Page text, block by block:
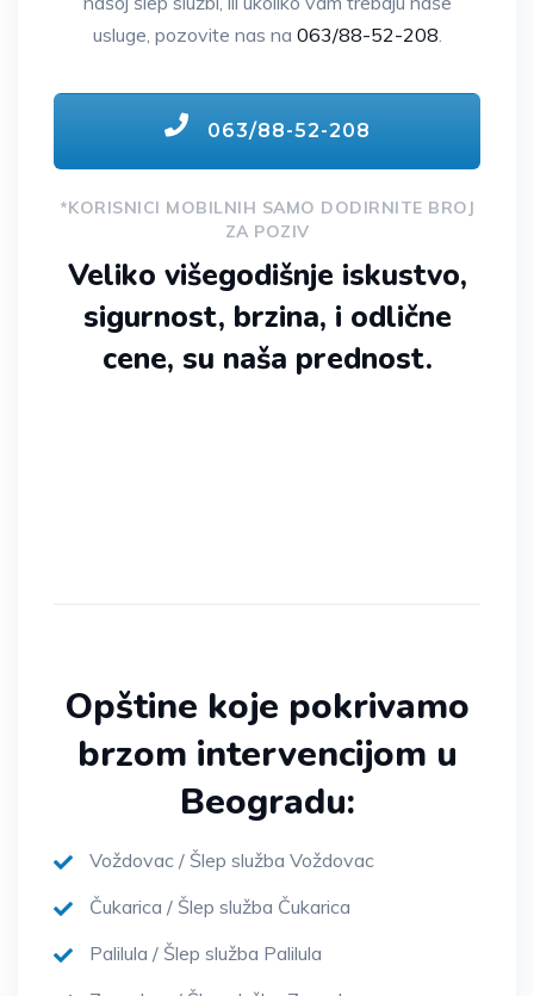
usluge, pozovite nas na 063/88-52-208.
063/88-52-208
*KORISNICI MOBILNIH SAMO DODIRNITE BROJ
ZA POZIV
Veliko višegodišnje iskustvo,
sigurnost, brzina, i odlične
cene, su naša prednost.
Opštine koje pokrivamo
brzom intervencijom u
Beogradu:
Voždovac / Šlep služba Voždovac
Čukarica / Šlep služba Čukarica
Palilula / Šlep služba Palilula